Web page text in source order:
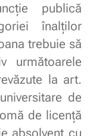
publică
înalților
trebuie să
următoarele
la art.
de
de licență
absolvent cu